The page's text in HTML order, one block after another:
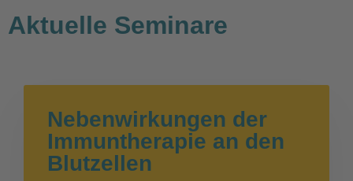
Aktuelle Seminare
Nebenwirkungen der
Immuntherapie an den
Blutzellen